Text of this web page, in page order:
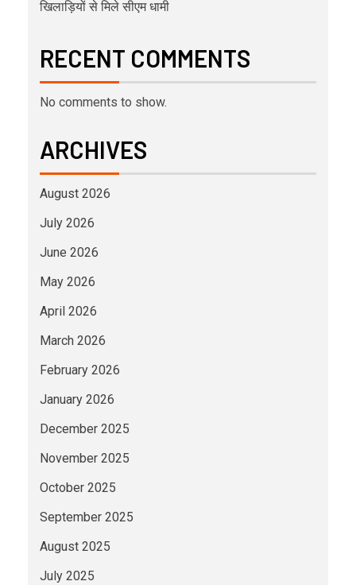
खिलाड़ियों से मिले सीएम धामी
RECENT COMMENTS
No comments to show.
ARCHIVES
August 2026
July 2026
June 2026
May 2026
April 2026
March 2026
February 2026
January 2026
December 2025
November 2025
October 2025
September 2025
August 2025
July 2025